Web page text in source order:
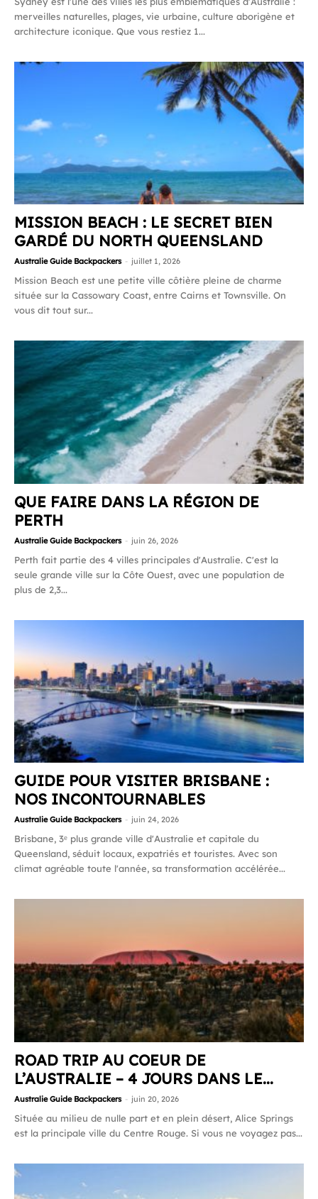
merveilles naturelles, plages, vie urbaine, culture aborigène et
architecture iconique. Que vous restiez 1...
MISSION BEACH : LE SECRET BIEN
GARDÉ DU NORTH QUEENSLAND
Australie Guide Backpackers - juillet 1, 2026
Mission Beach est une petite ville côtière pleine de charme
située sur la Cassowary Coast, entre Cairns et Townsville. On
vous dit tout sur...
QUE FAIRE DANS LA RÉGION DE
PERTH
Australie Guide Backpackers - juin 26, 2026
Perth fait partie des 4 villes principales d'Australie. C'est la
seule grande ville sur la Côte Ouest, avec une population de
plus de 2,3...
GUIDE POUR VISITER BRISBANE :
NOS INCONTOURNABLES
Australie Guide Backpackers - juin 24, 2026
Brisbane, 3ᵉ plus grande ville d'Australie et capitale du
Queensland, séduit locaux, expatriés et touristes. Avec son
climat agréable toute l'année, sa transformation accélérée...
ROAD TRIP AU COEUR DE
L’AUSTRALIE – 4 JOURS DANS LE...
Australie Guide Backpackers - juin 20, 2026
Située au milieu de nulle part et en plein désert, Alice Springs
est la principale ville du Centre Rouge. Si vous ne voyagez pas...